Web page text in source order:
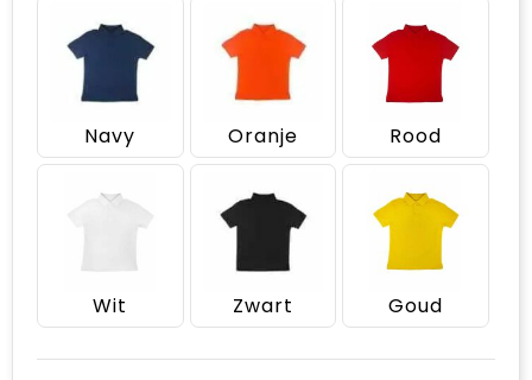
Navy Oranje Rood
Wit Zwart Goud